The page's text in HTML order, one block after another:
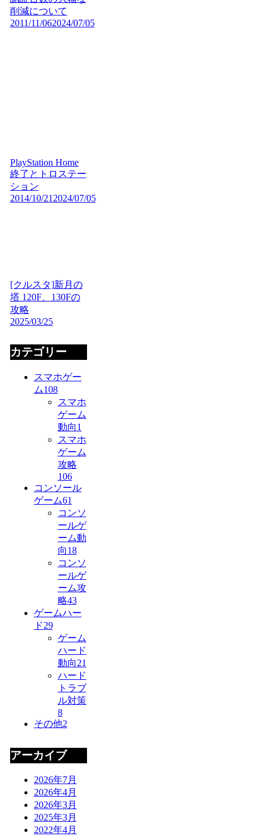
削減について
2011/11/062024/07/05
PlayStation Home
終了とトロステー
ション
2014/10/21 2024/07/05
[クルスタ]新月の
塔 120F、130Fの
攻略
2025/03/25
カテゴリー
スマホゲー
ム108
スマホ
ゲーム
動向1
スマホ
ゲーム
攻略
106
コンソール
ゲーム61
コンソ
ールゲ
ーム動
向18
コンソ
ールゲ
ーム攻
略43
ゲームハー
ド29
ゲーム
ハード
動向21
ハード
トラブ
ル対策
8
その他2
アーカイブ
2026年7月
2026年4月
2026年3月
2025年3月
2022年4月